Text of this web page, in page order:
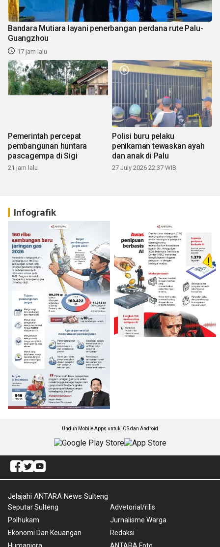
Bandara Mutiara layani penerbangan perdana rute Palu-
Guangzhou
17 jam lalu
Pemerintah percepat
pembangunan huntara
pascagempa di Sigi
21 jam lalu
Polisi buru pelaku
penikaman tewaskan ayah
dan anak di Palu
27 July 2026 22:37 WIB
Infografik
Unduh Mobile Apps untuk iOS dan Android
Jelajahi ANTARA News Sulteng
Seputar Sulteng
Polhukam
Ekonomi Dan Keuangan
Advetorial/rilis
Jurnalisme Warga
Redaksi